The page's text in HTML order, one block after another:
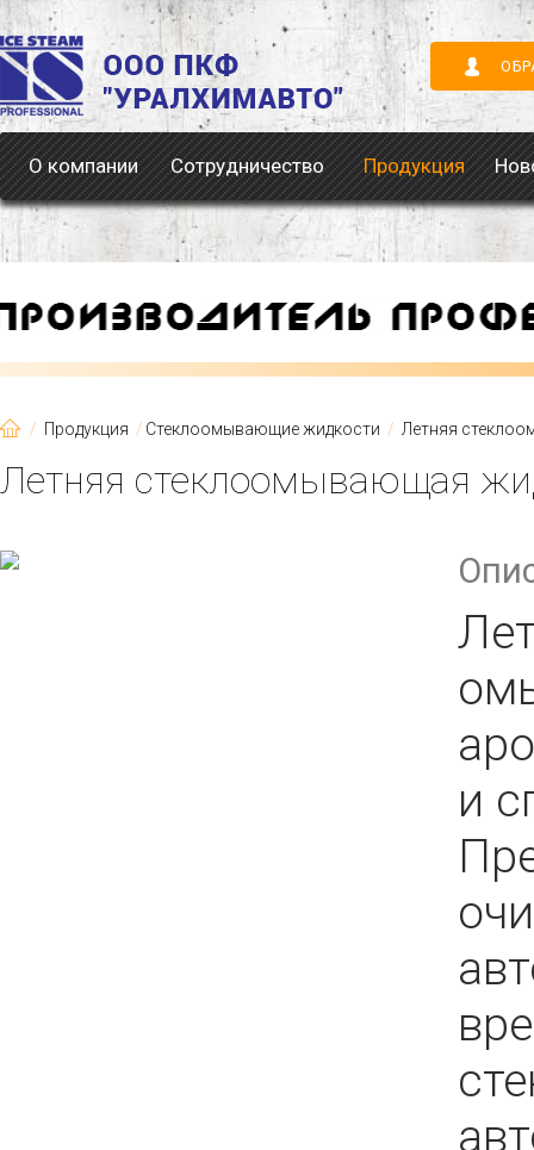
О компании Сотрудничество Продукция
Продукция Стеклоомывающие жидкости Летняя
Летняя стеклоомывающая
и